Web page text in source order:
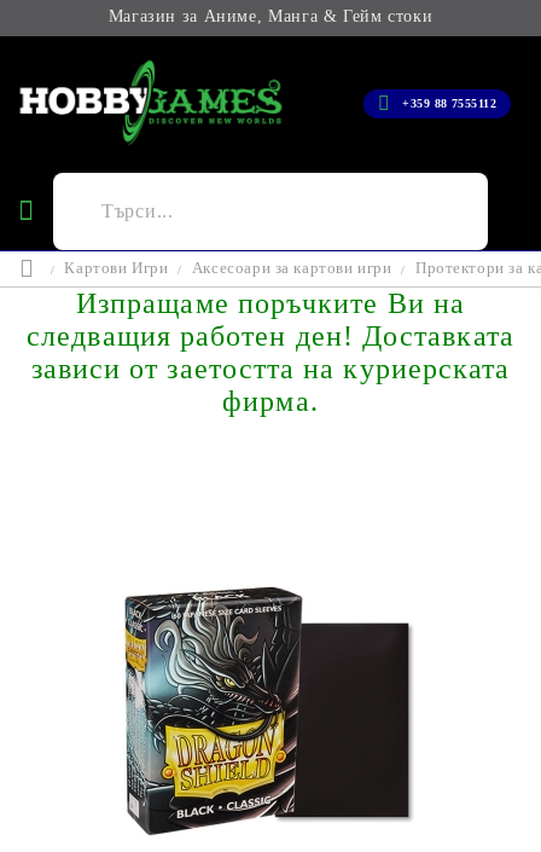
Магазин за Аниме, Манга & Гейм стоки
+359 88 7555112
Картови Игри Аксесоари за картови игри Протектори за
Изпращаме поръчките Ви на
следващия работен ден! Доставката
зависи от заетостта на куриерската
фирма.